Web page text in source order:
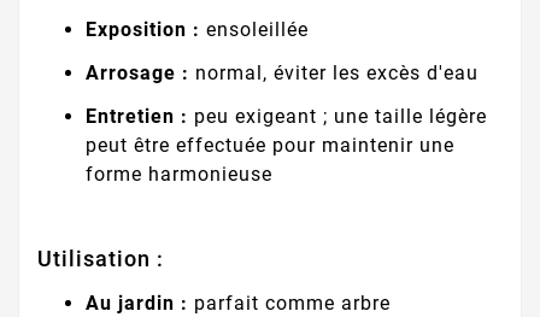
Exposition : ensoleillée
Arrosage : normal, éviter les excès d'eau
Entretien : peu exigeant ; une taille légère
peut être effectuée pour maintenir une
forme harmonieuse
Utilisation :
Au jardin : parfait comme arbre